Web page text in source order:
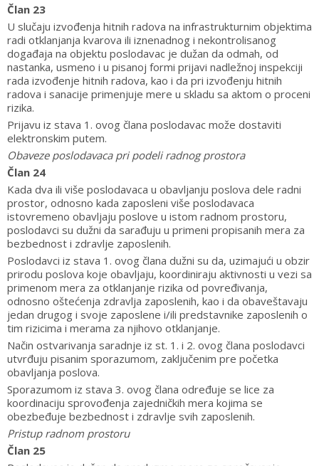
Član 23
U slučaju izvođenja hitnih radova na infrastrukturnim objektima
radi otklanjanja kvarova ili iznenadnog i nekontrolisanog
događaja na objektu poslodavac je dužan da odmah, od
nastanka, usmeno i u pisanoj formi prijavi nadležnoj inspekciji
rada izvođenje hitnih radova, kao i da pri izvođenju hitnih
radova i sanacije primenjuje mere u skladu sa aktom o proceni
rizika.
Prijavu iz stava 1. ovog člana poslodavac može dostaviti
elektronskim putem.
Obaveze poslodavaca pri podeli radnog prostora
Član 24
Kada dva ili više poslodavaca u obavljanju poslova dele radni
prostor, odnosno kada zaposleni više poslodavaca
istovremeno obavljaju poslove u istom radnom prostoru,
poslodavci su dužni da sarađuju u primeni propisanih mera za
bezbednost i zdravlje zaposlenih.
Poslodavci iz stava 1. ovog člana dužni su da, uzimajući u obzir
prirodu poslova koje obavljaju, koordiniraju aktivnosti u vezi sa
primenom mera za otklanjanje rizika od povređivanja,
odnosno oštećenja zdravlja zaposlenih, kao i da obaveštavaju
jedan drugog i svoje zaposlene i/ili predstavnike zaposlenih o
tim rizicima i merama za njihovo otklanjanje.
Način ostvarivanja saradnje iz st. 1. i 2. ovog člana poslodavci
utvrđuju pisanim sporazumom, zaključenim pre početka
obavljanja poslova.
Sporazumom iz stava 3. ovog člana određuje se lice za
koordinaciju sprovođenja zajedničkih mera kojima se
obezbeđuje bezbednost i zdravlje svih zaposlenih.
Pristup radnom prostoru
Član 25